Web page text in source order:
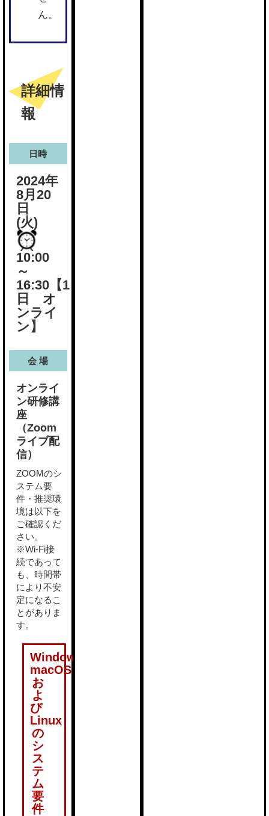
ん。
詳細情
報
日時
2024年
8月20
日
(火)
10:00
～
16:30【1
日 オ
ンライ
ン】
会 場
オンライ
ン研修講
座
（Zoom
ライブ配
信）
ZOOMのシ
ステム要
件・推奨環
境は以下を
ご確認くだ
さい。
※Wi-Fi接
続であって
も、時間帯
により不安
定になるこ
とがありま
す。
Windows、
macOS、
お
よ
び
Linux
の
シ
ス
テ
ム
要
件